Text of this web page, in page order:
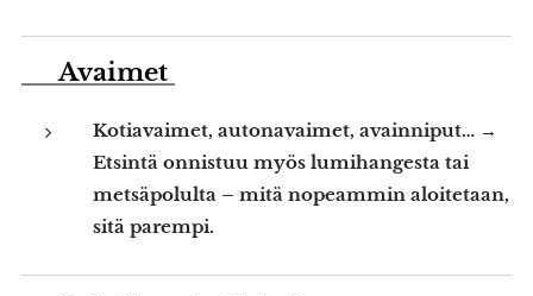
🔑 Avaimet
Kotiavaimet, autonavaimet, avainniput… →
Etsintä onnistuu myös lumihangesta tai
metsäpolulta – mitä nopeammin aloitetaan,
sitä parempi.